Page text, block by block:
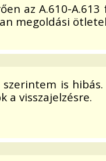
az A.610-
megoldási
is
a visszajelzésre.